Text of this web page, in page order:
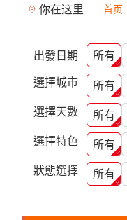
你在这里 首页
出發日期 所有
選擇城市 所有
選擇天數
所有
選擇特色
所有
狀態選擇
所有